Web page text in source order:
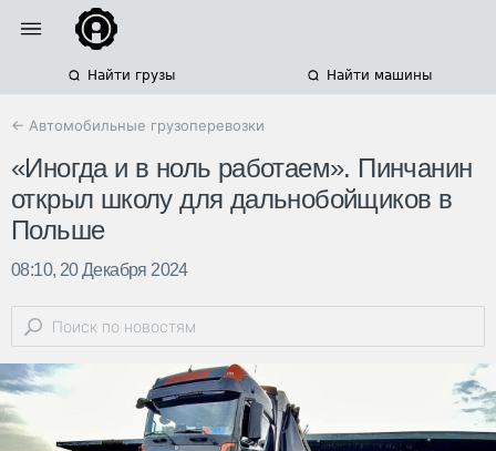
Найти грузы Найти машины
← Автомобильные грузоперевозки
«Иногда и в ноль работаем». Пинчанин
открыл школу для дальнобойщиков в
Польше
08:10, 20 Декабря 2024